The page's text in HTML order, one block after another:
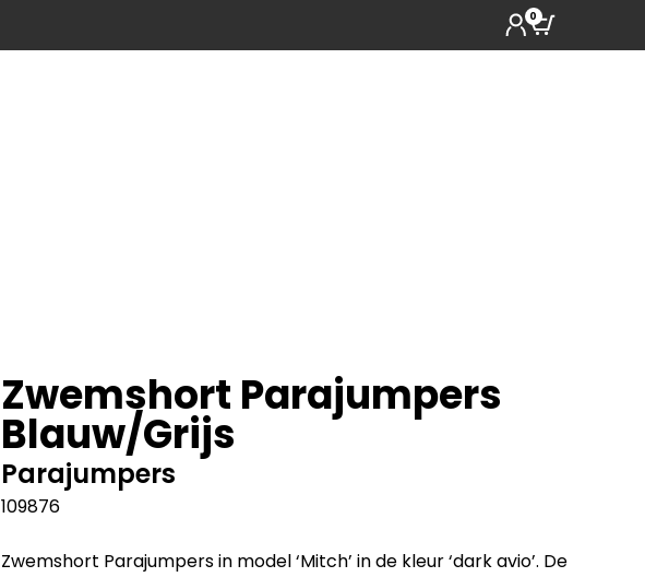
0
Zwemshort Parajumpers
Blauw/Grijs
Parajumpers
109876
Zwemshort Parajumpers in model ‘Mitch’ in de kleur ‘dark avio’. De